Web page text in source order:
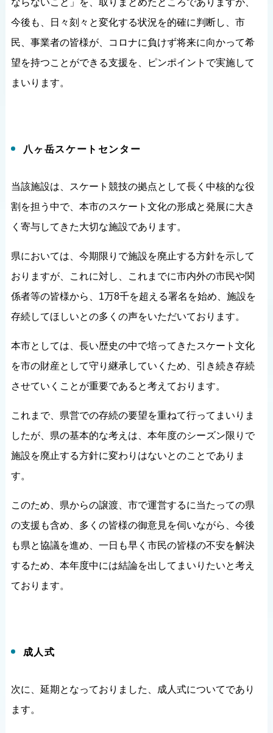
ならないこと」を、取りまとめたところでありますが、
今後も、日々刻々と変化する状況を的確に判断し、市
民、事業者の皆様が、コロナに負けず将来に向かって希
望を持つことができる支援を、ピンポイントで実施して
まいります。
八ヶ岳スケートセンター
当該施設は、スケート競技の拠点として長く中核的な役
割を担う中で、本市のスケート文化の形成と発展に大き
く寄与してきた大切な施設であります。
県においては、今期限りで施設を廃止する方針を示して
おりますが、これに対し、これまでに市内外の市民や関
係者等の皆様から、1万8千を超える署名を始め、施設を
存続してほしいとの多くの声をいただいております。
本市としては、長い歴史の中で培ってきたスケート文化
を市の財産として守り継承していくため、引き続き存続
させていくことが重要であると考えております。
これまで、県営での存続の要望を重ねて行ってまいりま
したが、県の基本的な考えは、本年度のシーズン限りで
施設を廃止する方針に変わりはないとのことでありま
す。
このため、県からの譲渡、市で運営するに当たっての県
の支援も含め、多くの皆様の御意見を伺いながら、今後
も県と協議を進め、一日も早く市民の皆様の不安を解決
するため、本年度中には結論を出してまいりたいと考え
ております。
成人式
次に、延期となっておりました、成人式についてであり
ます。